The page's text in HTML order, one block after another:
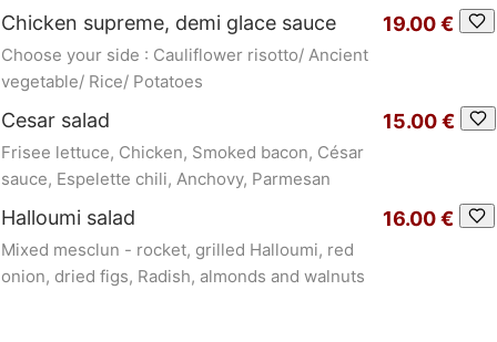
Chicken supreme, demi glace sauce
Choose your side : Cauliflower risotto/ Ancient
vegetable/ Rice/ Potatoes
19.00 €
Cesar salad
Frisee lettuce, Chicken, Smoked bacon, César
sauce, Espelette chili, Anchovy, Parmesan
15.00 €
Halloumi salad
Mixed mesclun - rocket, grilled Halloumi, red
onion, dried figs, Radish, almonds and walnuts
16.00 €